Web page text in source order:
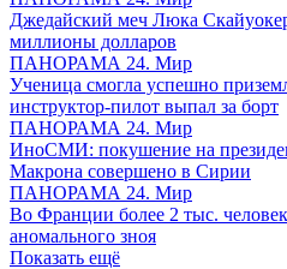
Джедайский меч Люка
миллионы долларов
ПАНОРАМА 24. Мир
Ученица смогла успешно
инструктор-пилот выпал за борт
ПАНОРАМА 24. Мир
ИноСМИ: покушение на
Макрона совершено в Сирии
ПАНОРАМА 24. Мир
Во Франции более 2 тыс.
аномального зноя
Показать ещё